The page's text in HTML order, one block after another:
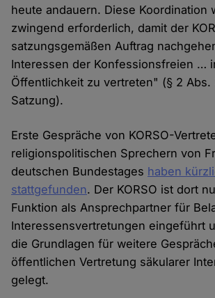
heute andauern. Diese Koordination
zwingend erforderlich, damit der
satzungsgemäßen Auftrag
Interessen der Konfessionsfreien …
Öffentlichkeit zu vertreten" (§ 2 Abs.
Satzung).
Erste Gespräche von KORSO-
religionspolitischen Sprechern von
deutschen Bundestages haben
stattgefunden. Der KORSO ist dort
Funktion als Ansprechpartner für
Interessensvertretungen eingeführt
die Grundlagen für weitere
öffentlichen Vertretung säkularer
gelegt.